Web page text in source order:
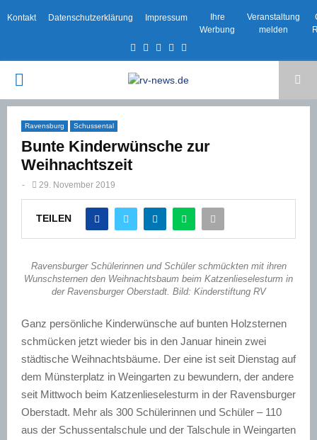
Kontakt Datenschutzerklärung Impressum
Ihre
Werbung
Veranstaltung
melden
Facebook
TwitterInstagram
Email
PRIMARY
MENU
Ravensburg Schussental
Bunte Kinderwünsche zur
Weihnachtszeit
- 29. November 2019
TEILEN
Ravensburger Schülerinnen und Schüler schmückten mit ihren
Wunschsternen den Weihnachtsbaum beim Katzenlieselesturm in
der Ravensburger Oberstadt. Bild: Kinderstiftung RV
Ganz persönliche Kinderwünsche auf bunten Holzsternen
schmücken jetzt wieder bis in den Januar hinein zwei
städtische Weihnachtsbäume. Der eine ist seit Dienstag auf
dem Münsterplatz in Weingarten zu bewundern, der andere
seit Mittwoch beim Katzenlieselesturm in der Ravensburger
Oberstadt. Mehr als 300 Schülerinnen und Schüler – 110
aus der Schussentalschule und der Talschule in Weingarten